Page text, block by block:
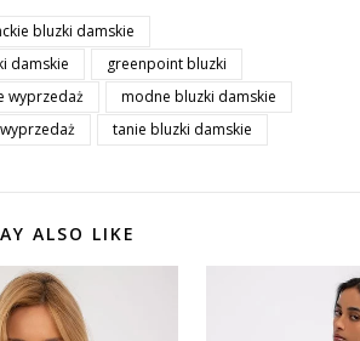
bluzki damskie
damskie
greenpoint bluzki
wyprzedaż
modne bluzki damskie
tanie bluzki damskie
ALSO LIKE